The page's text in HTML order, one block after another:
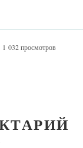
1 032 просмотров